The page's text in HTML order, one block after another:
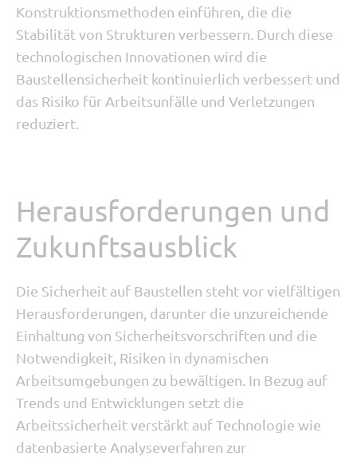
Konstruktionsmethoden einführen, die die
Stabilität von Strukturen verbessern. Durch diese
technologischen Innovationen wird die
Baustellensicherheit kontinuierlich verbessert und
das Risiko für Arbeitsunfälle und Verletzungen
reduziert.
Herausforderungen und
Zukunftsausblick
Die Sicherheit auf Baustellen steht vor vielfältigen
Herausforderungen, darunter die unzureichende
Einhaltung von Sicherheitsvorschriften und die
Notwendigkeit, Risiken in dynamischen
Arbeitsumgebungen zu bewältigen. In Bezug auf
Trends und Entwicklungen setzt die
Arbeitssicherheit verstärkt auf Technologie wie
datenbasierte Analyseverfahren zur